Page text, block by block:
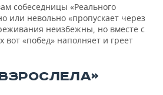
собеседницы «Реального
или невольно «пропускает через
неизбежны, но вместе с
вот «побед» наполняет и греет